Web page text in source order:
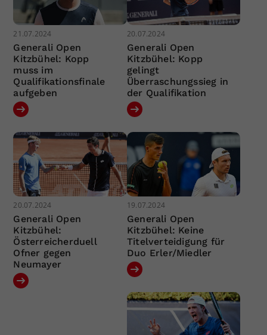
21.07.2024
Generali Open
Kitzbühel: Kopp
muss im
Qualifikationsfinale
aufgeben
20.07.2024
Generali Open
Kitzbühel: Kopp
gelingt
Überraschungssieg in
der Qualifikation
20.07.2024
Generali Open
Kitzbühel:
Österreicherduell
Ofner gegen
Neumayer
19.07.2024
Generali Open
Kitzbühel: Keine
Titelverteidigung für
Duo Erler/Miedler